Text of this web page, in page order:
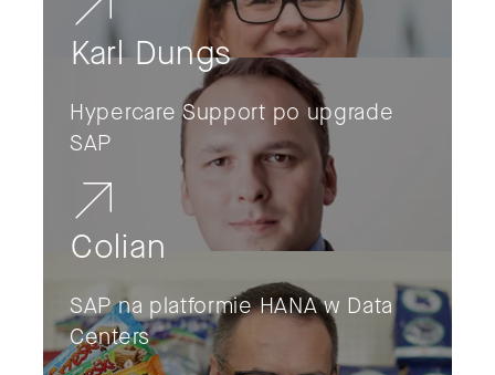
Karl Dungs
Hypercare Support po upgrade
SAP
Colian
SAP na platformie HANA w Data
Centers